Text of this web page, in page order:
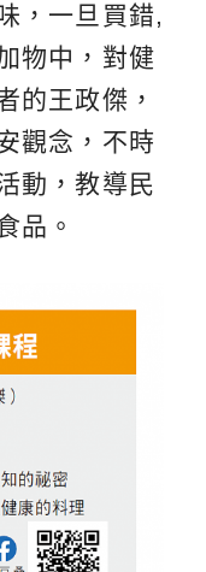
，一旦買錯,
物中，對健
的王政傑，
觀念，不時
動，教導民
品。